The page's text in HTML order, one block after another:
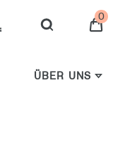
0
ÜBER UNS